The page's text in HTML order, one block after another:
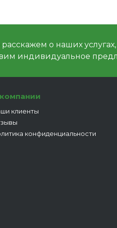
о наших
индивидуальное
клиенты
конфиденциальности